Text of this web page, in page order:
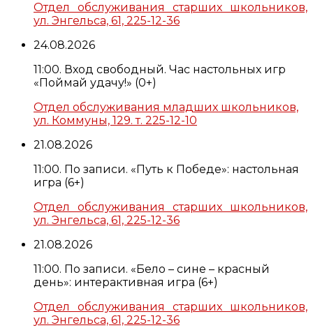
Отдел обслуживания старших школьников,
ул. Энгельса, 61, 225-12-36
24.08.2026
11:00. Вход свободный. Час настольных игр
«Поймай удачу!» (0+)
Отдел обслуживания младших школьников,
ул. Коммуны, 129. т. 225-12-10
21.08.2026
11:00. По записи. «Путь к Победе»: настольная
игра (6+)
Отдел обслуживания старших школьников,
ул. Энгельса, 61, 225-12-36
21.08.2026
11:00. По записи. «Бело – сине – красный
день»: интерактивная игра (6+)
Отдел обслуживания старших школьников,
ул. Энгельса, 61, 225-12-36